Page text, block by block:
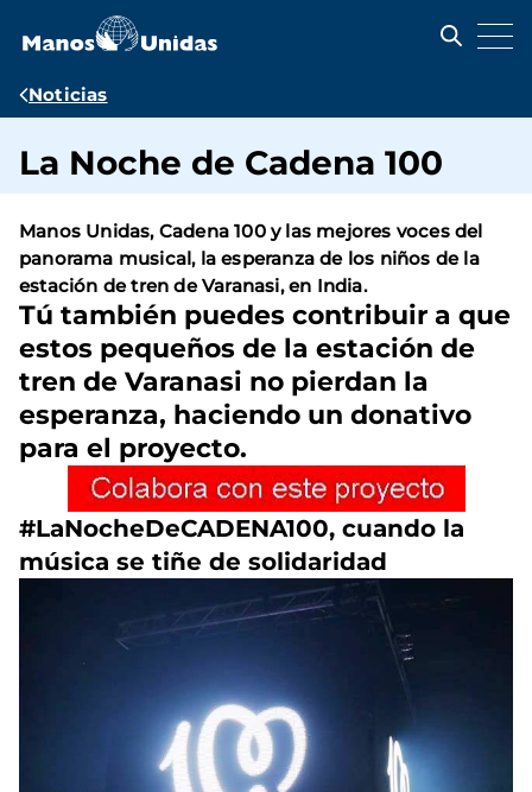
contenido
Ruta
navegación
Noticias
La Noche de Cadena 100
Manos Unidas, Cadena 100 y las mejores voces del
panorama musical, la esperanza de los niños de la
estación de tren de Varanasi, en India.
Tú también puedes contribuir a que
estos pequeños de la estación de
tren de Varanasi no pierdan la
esperanza, haciendo un donativo
para el proyecto.
#LaNocheDeCADENA100, cuando la
música se tiñe de solidaridad